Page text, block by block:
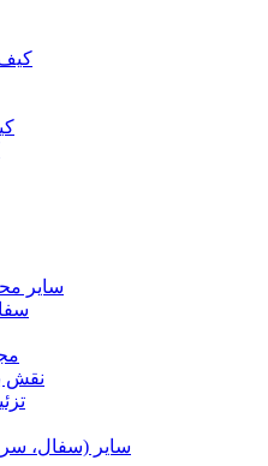
سایر
نقش
سایر (سفال،